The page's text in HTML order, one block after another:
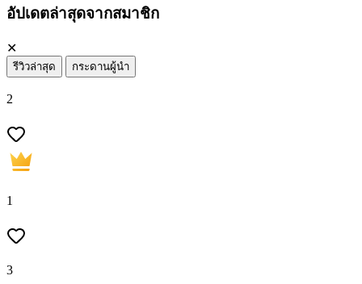
อัปเดตล่าสุดจากสมาชิก
✕
รีวิวล่าสุด กระดานผู้นำ
2
1
3